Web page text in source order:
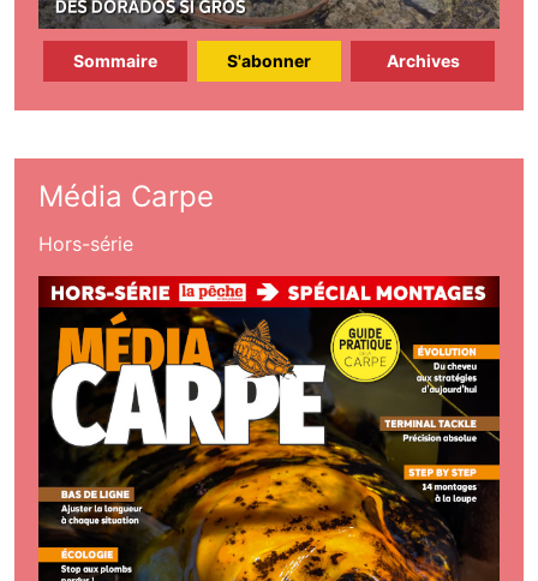
Sommaire S'abonner Archives
Média Carpe
Hors-série